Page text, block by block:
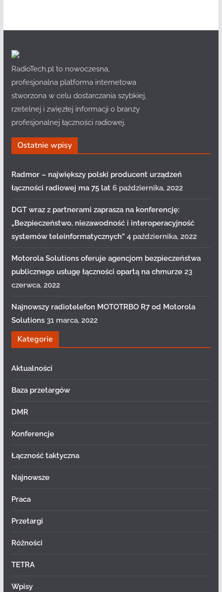
RadioTech.pl to nowoczesna,
profesjonalna platforma internetowa
stworzona w celu dostarczania szybkiej,
rzetelnej i zwięzłej informacji o branży
profesjonalnej łączności radiowej.
Ostatnie wpisy
Radmor – największy polski producent urządzeń
łączności radiowej ma 75 lat 6 października, 2022
DGT wraz z partnerami zaprasza na konferencję:
„Bezpieczeństwo, niezawodność i interoperacyjność
systemów teleinformatycznych” 4 października, 2022
Motorola Solutions oferuje agencjom bezpieczeństwa
publicznego usługę łączności opartą na chmurze 23
czerwca, 2022
Najnowszy radiotelefon MOTOTRBO R7 od Motorola
Solutions 31 marca, 2022
Kategorie
Aktualności
Baza przetargów
DMR
Konferencje
Łączność taktyczna
Najnowsze
Praca
Przetargi
Różności
TETRA
Wpisy